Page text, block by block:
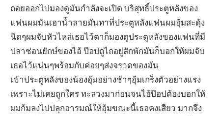
ถอยออกไปมองดูมันกำลังจะเปิด บริสุทธิ์ประตูหลังของ
แฟนผมมันเอาน้ำลายมันทาที่ประตูหลังแฟนผมอุ้มสะดุ้ง
นิดๆผมจับหัวไหล่เธอไว้ตาก็มองดูประตูหลังของแฟนที่มี
ปลาช่อนยักษ์ของไอ้ ป๊อปถูไถอยู่สักพักมันก็บอกให้ผมจับ
เธอไว้แน่นๆพร้อมกับค่อยๆส่งจรวดของมัน
เข้าประตูหลังของน้องอุ้มอย่างช้าๆอุ้มเกร็งตัวอย่างแรง
เพราะไม่เคยถูกใคร ทะลวงมาก่อนจนไอ้ป๊อปต้องบอกให้
ผมก้มลงไปปลุกอารมณ์ให้อุ้มขณะนี้เธอคงเสียว มากจึง